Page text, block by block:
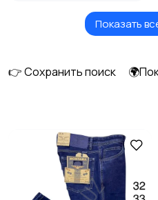
Брюки и шорты 1
Нижнее белье2
Показать
👉 Сохранить поиск